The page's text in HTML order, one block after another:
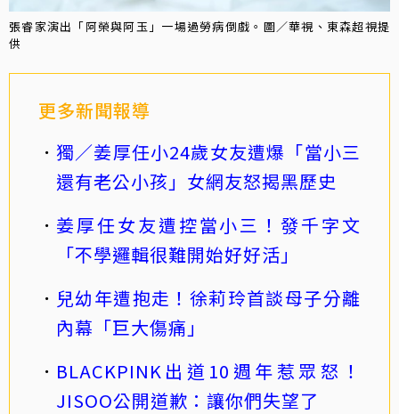
張睿家演出「阿榮與阿玉」一場過勞病倒戲。圖／華視、東森超視提
供
更多新聞報導
獨／姜厚任小24歲女友遭爆「當小三
還有老公小孩」女網友怒揭黑歷史
姜厚任女友遭控當小三！發千字文
「不學邏輯很難開始好好活」
兒幼年遭抱走！徐莉玲首談母子分離
內幕「巨大傷痛」
BLACKPINK出道10週年惹眾怒！
JISOO公開道歉：讓你們失望了